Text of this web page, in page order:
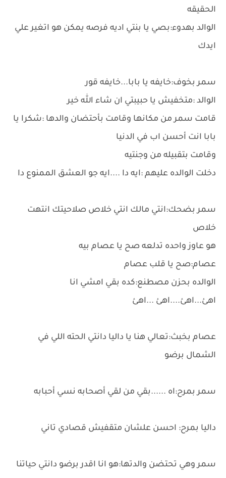
الحقيقه
الوالد بهدوء:بصي يا بنتي اديه فرصه يمكن هو اتغير علي
ايدك
سمر بخوف:خايفه يا بابا...خايفه قور
الوالد :متخفيش يا حبيبتي ان شاء الله خير
قامت سمر من مكانها وقامت بأحتضان والدها :شكرا يا
بابا انت أحسن اب في الدنيا
وقامت بتقبيله من وجنتيه
دخلت الوالده عليهم :ايه دا ....ايه جو العشق الممنوع دا
سمر بضحك:انتي مالك انتي خلاص صلاحيتك انتهت
خلاص
هو عاوز واحده تدلعه صح يا عصام بيه
عصام:صح يا قلب عصام
الوالده بحزن مصطنع:كده بقي امشي انا
اهئ...اهئ....اهئ ...اهئ
عصام بخبث:تعالي هنا يا داليا دانتي الحته اللي في
الشمال برضو
سمر بمرح:اه ......بقي من لقي أصحابه نسي أحبابه
داليا بمرح: احسن علشان متقفيش قصادي تاني
سمر وهي تحتضن والدتها:هو انا اقدر برضو دانتي حياتنا